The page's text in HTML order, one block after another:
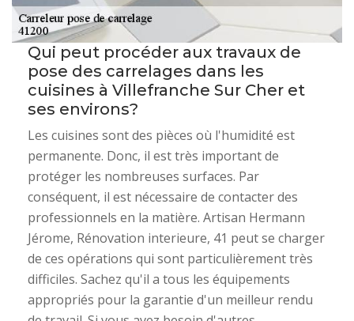
Qui peut procéder aux travaux de
pose des carrelages dans les
cuisines à Villefranche Sur Cher et
ses environs?
Les cuisines sont des pièces où l'humidité est
permanente. Donc, il est très important de
protéger les nombreuses surfaces. Par
conséquent, il est nécessaire de contacter des
professionnels en la matière. Artisan Hermann
Jérome, Rénovation interieure, 41 peut se charger
de ces opérations qui sont particulièrement très
difficiles. Sachez qu'il a tous les équipements
appropriés pour la garantie d'un meilleur rendu